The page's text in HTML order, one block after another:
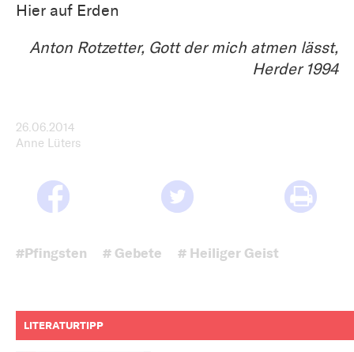
Hier auf Erden
Anton Rotzetter, Gott der mich atmen lässt,
Herder 1994
26.06.2014
Anne Lüters
#Pfingsten # Gebete # Heiliger Geist
LITERATURTIPP